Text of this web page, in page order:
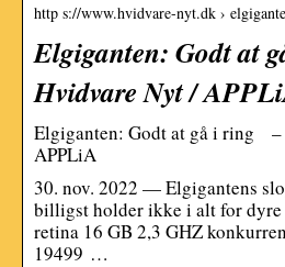
http s://www.hvidvare-nyt.dk ›
Elgiganten: Godt at
Hvidvare Nyt /
Elgiganten: Godt at gå i ring
APPLiA
30. nov. 2022 — Elgigantens
billigst holder ikke i alt for dyre
retina 16 GB 2,3 GHZ
19499 …